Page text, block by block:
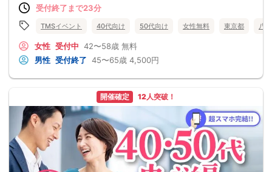
受付終了まで23分
TMSイベント 40代向け 50代向け 女性無料 東京都 八
女性 受付中 42〜58歳 無料
男性 受付終了 45〜65歳 4,500円
開催確定 12人突破！